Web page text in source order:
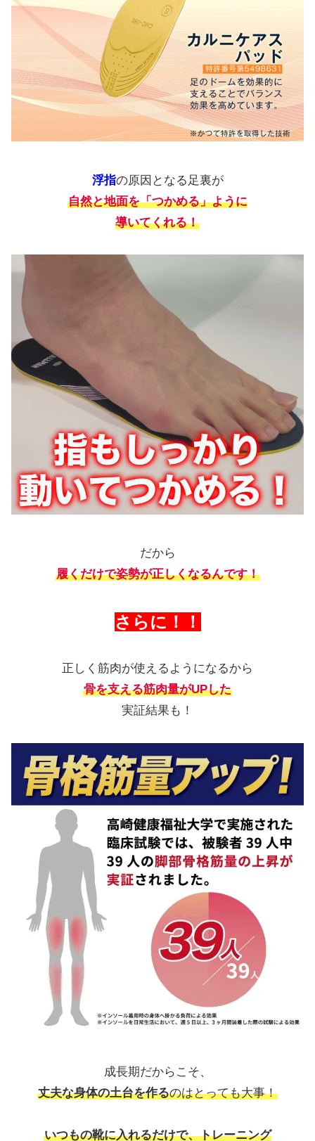
浮指の原因となる足裏が
自然と地面を「つかめる」ように
導いてくれる！
だから
履くだけで姿勢が正しくなるんです！
さらに！！
正しく筋肉が使えるようになるから
骨を支える筋肉量がUPした
実証結果も！
成長期だからこそ、
丈夫な身体の土台を作るのはとっても大事！
いつもの靴に入れるだけで、トレーニング